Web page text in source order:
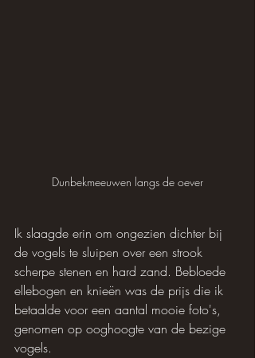
Dunbekmeeuwen langs de oever
Ik slaagde erin om ongezien dichter bij
de vogels te sluipen over een strook
scherpe stenen en hard zand. Bebloede
ellebogen en knieën was de prijs die ik
betaalde voor een aantal mooie foto's,
genomen op ooghoogte van de bezige
vogels.